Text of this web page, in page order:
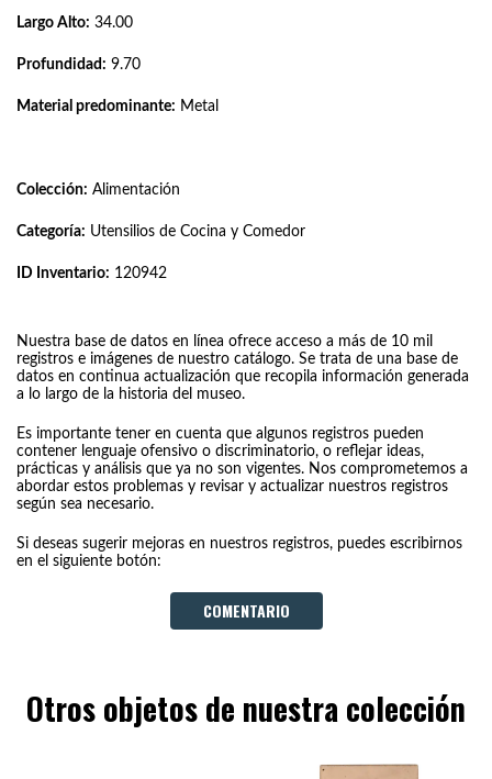
Largo Alto: 34.00
Profundidad: 9.70
Material predominante: Metal
Colección: Alimentación
Categoría: Utensilios de Cocina y Comedor
ID Inventario: 120942
Nuestra base de datos en línea ofrece acceso a más de 10 mil
registros e imágenes de nuestro catálogo. Se trata de una base de
datos en continua actualización que recopila información generada
a lo largo de la historia del museo.
Es importante tener en cuenta que algunos registros pueden
contener lenguaje ofensivo o discriminatorio, o reflejar ideas,
prácticas y análisis que ya no son vigentes. Nos comprometemos a
abordar estos problemas y revisar y actualizar nuestros registros
según sea necesario.
Si deseas sugerir mejoras en nuestros registros, puedes escribirnos
en el siguiente botón:
COMENTARIO
Otros objetos de nuestra colección